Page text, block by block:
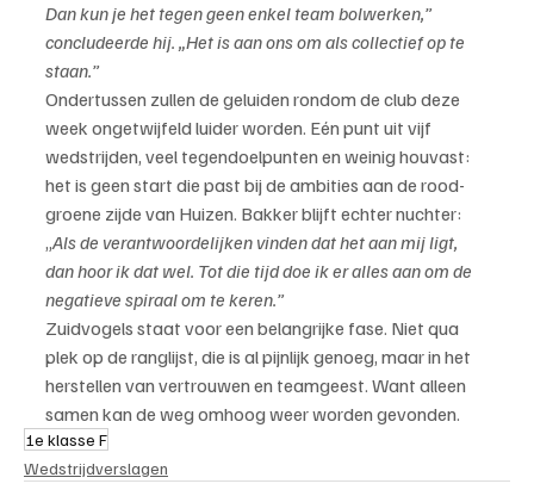
Dan kun je het tegen geen enkel team bolwerken,”
concludeerde hij. „Het is aan ons om als collectief op te
staan.”
Ondertussen zullen de geluiden rondom de club deze
week ongetwijfeld luider worden. Eén punt uit vijf
wedstrijden, veel tegendoelpunten en weinig houvast:
het is geen start die past bij de ambities aan de rood-
groene zijde van Huizen. Bakker blijft echter nuchter:
„Als de verantwoordelijken vinden dat het aan mij ligt,
dan hoor ik dat wel. Tot die tijd doe ik er alles aan om de
negatieve spiraal om te keren.”
Zuidvogels staat voor een belangrijke fase. Niet qua
plek op de ranglijst, die is al pijnlijk genoeg, maar in het
herstellen van vertrouwen en teamgeest. Want alleen
samen kan de weg omhoog weer worden gevonden.
1e klasse F
Wedstrijdverslagen